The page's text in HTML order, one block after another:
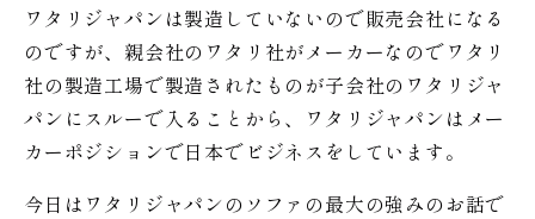
ワタリジャパンは製造していないので販売会社になる
のですが、親会社のワタリ社がメーカーなのでワタリ
社の製造工場で製造されたものが子会社のワタリジャ
パンにスルーで入ることから、ワタリジャパンはメー
カーポジションで日本でビジネスをしています。
今日はワタリジャパンのソファの最大の強みのお話で